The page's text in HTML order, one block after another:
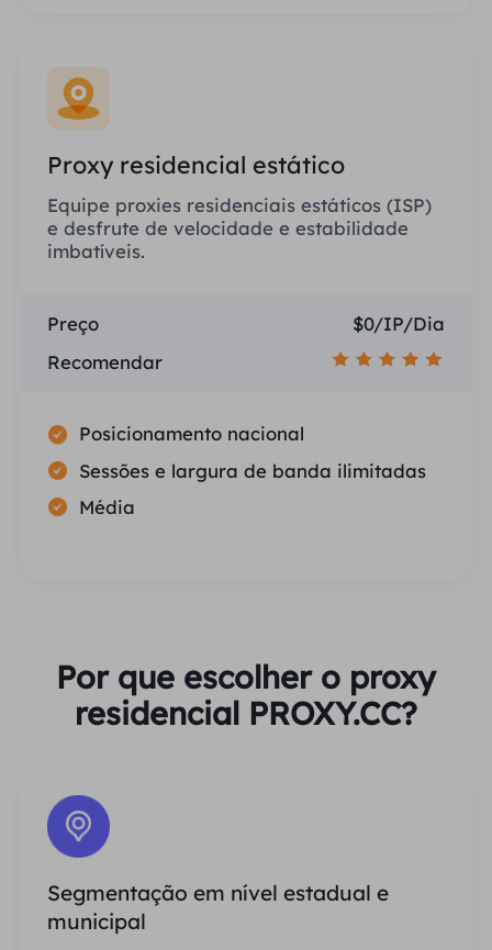
Proxy residencial estático
Equipe proxies residenciais estáticos (ISP)
e desfrute de velocidade e estabilidade
imbatíveis.
Preço
$0/IP/Dia
Recomendar
Posicionamento nacional
Sessões e largura de banda ilimitadas
Média
Por que escolher o proxy
residencial PROXY.CC?
Segmentação em nível estadual e
municipal